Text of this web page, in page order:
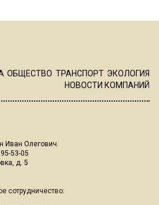
ОБЩЕСТВО ТРАНСПОРТ ЭКОЛОГИЯ
НОВОСТИ КОМПАНИЙ
Иван Олегович.
53-05
д. 5
сотрудничество: